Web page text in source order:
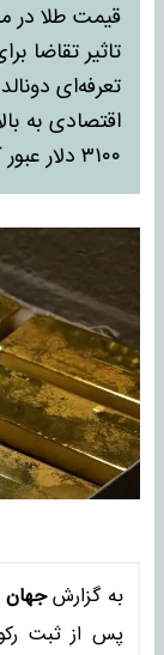
قیمت طلا در
تاثیر تقاضا
تعرفه‌ای
اقتصادی به
۳۱۰۰ دلار عبور کرد.
به گزارشجهان